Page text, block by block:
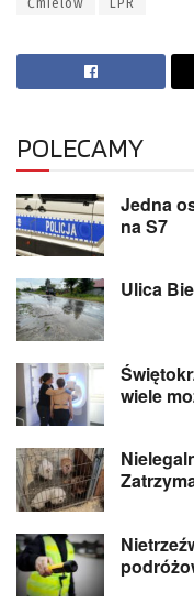
POLECAMY
Jedna
na S7
Ulica
wiele